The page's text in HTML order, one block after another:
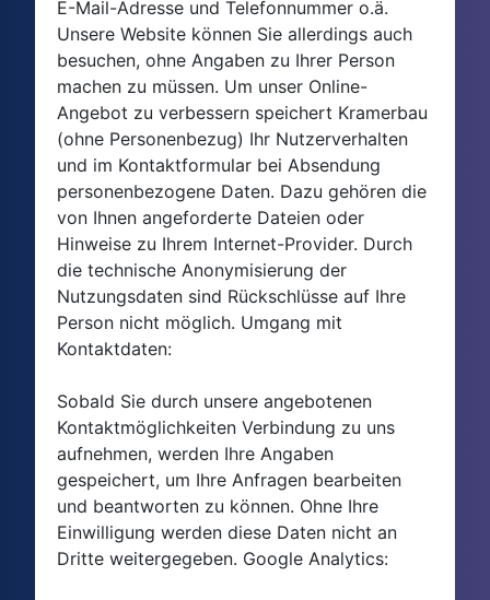
E-Mail-Adresse und Telefonnummer o.ä.
Unsere Website können Sie allerdings auch
besuchen, ohne Angaben zu Ihrer Person
machen zu müssen. Um unser Online-
Angebot zu verbessern speichert Kramerbau
(ohne Personenbezug) Ihr Nutzerverhalten
und im Kontaktformular bei Absendung
personenbezogene Daten. Dazu gehören die
von Ihnen angeforderte Dateien oder
Hinweise zu Ihrem Internet-Provider. Durch
die technische Anonymisierung der
Nutzungsdaten sind Rückschlüsse auf Ihre
Person nicht möglich. Umgang mit
Kontaktdaten:
Sobald Sie durch unsere angebotenen
Kontaktmöglichkeiten Verbindung zu uns
aufnehmen, werden Ihre Angaben
gespeichert, um Ihre Anfragen bearbeiten
und beantworten zu können. Ohne Ihre
Einwilligung werden diese Daten nicht an
Dritte weitergegeben. Google Analytics: